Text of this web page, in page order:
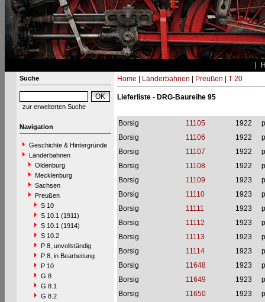
Suche
zur erweiterten Suche
Navigation
Geschichte & Hintergründe
Länderbahnen
Oldenburg
Mecklenburg
Sachsen
Preußen
S 10
S 10.1 (1911)
S 10.1 (1914)
S 10.2
P 8, unvollständig
P 8, in Bearbeitung
P 10
G 8
G 8.1
G 8.2
Home Länderbahnen Preußen T 20
Lieferliste - DRG-Baureihe 95
Borsig 11105 1922
Borsig
11106 1922
Borsig
11107 1922
Borsig
11108 1922
Borsig
11109 1923
Borsig
11110 1923
Borsig
11111 1923
Borsig
11112 1923
Borsig
11113 1923
Borsig
11114 1923
Borsig
11648 1923
Borsig
11649 1923
Borsig
11650 1923